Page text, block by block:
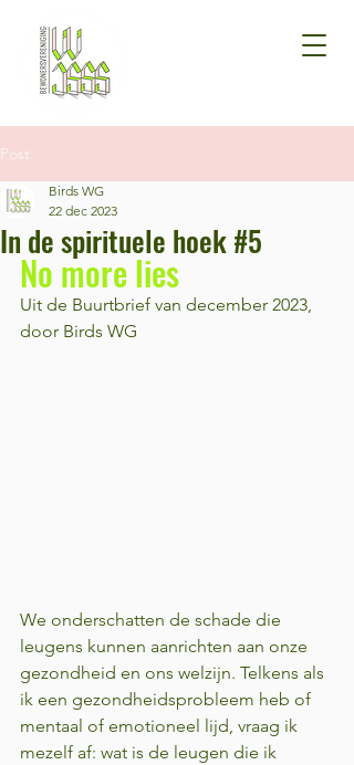
Post
In de spirituele hoek #5
Birds WG
22 dec 2023
No more lies
Uit de Buurtbrief van december 2023,
door Birds WG
We onderschatten de schade die
leugens kunnen aanrichten aan onze
gezondheid en ons welzijn. Telkens als
ik een gezondheidsprobleem heb of
mentaal of emotioneel lijd, vraag ik
mezelf af: wat is de leugen die ik